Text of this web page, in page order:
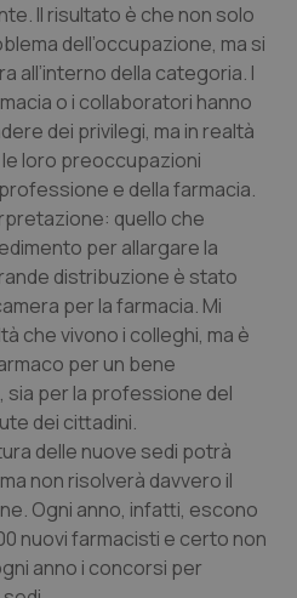
Il risultato è che non solo
dell’occupazione, ma si
all’interno della categoria. I
o i collaboratori hanno
dei privilegi, ma in realtà
loro preoccupazioni
e della farmacia.
quello che
per allargare la
distribuzione è stato
per la farmacia. Mi
che vivono i colleghi, ma è
per un bene
per la professione del
dei cittadini.
delle nuove sedi potrà
non risolverà davvero il
Ogni anno, infatti, escono
nuovi farmacisti e certo non
anno i concorsi per
CookieScript